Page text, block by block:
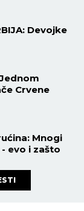
Devojke
Jednom
Crvene
Mnogi
evo i zašto